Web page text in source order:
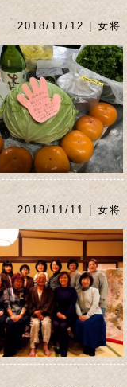
2018/11/12 | 女将
2018/11/11 | 女将